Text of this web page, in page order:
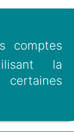
comptes
la